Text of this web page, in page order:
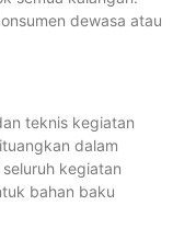
dewasa atau
teknis kegiatan
dalam
kegiatan
bahan baku